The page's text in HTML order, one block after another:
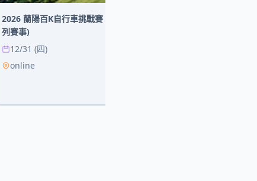
2026 蘭陽百K自行車挑戰賽 (全球百鐵認證系
列賽事)
12/31 (四)
online